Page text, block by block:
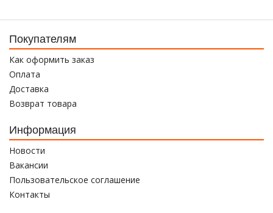
Покупателям
Как оформить заказ
Оплата
Доставка
Возврат товара
Информация
Новости
Вакансии
Пользовательское соглашение
Контакты